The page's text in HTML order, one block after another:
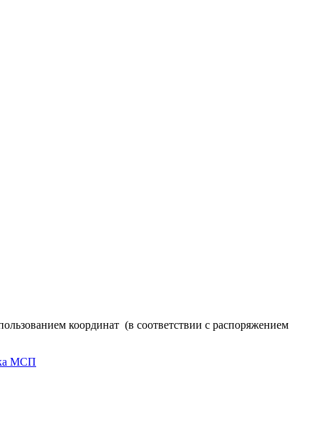
координат (в соответствии с распоряжением
МСП